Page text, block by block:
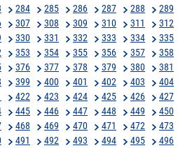
284 285 286 287 288 289
307 308 309 310 311 312
330 331 332 333 334 335
353 354 355 356 357 358
376 377 378 379 380 381
399 400 401 402 403 404
422 423 424 425 426 427
445 446 447 448 449 450
468 469 470 471 472 473
491 492 493 494 495 496